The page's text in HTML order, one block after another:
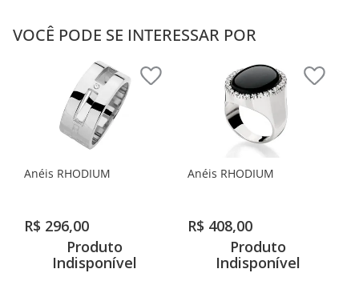
VOCÊ PODE SE INTERESSAR POR
Anéis RHODIUM
R$ 296,00
Produto
Indisponível
Anéis RHODIUM
R$ 408,00
Produto
Indisponível